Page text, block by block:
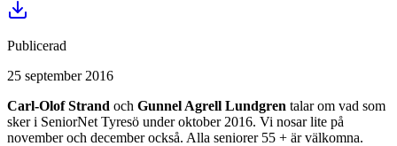
Publicerad
25 september 2016
Carl-Olof Strand och Gunnel Agrell Lundgren talar om vad som
sker i SeniorNet Tyresö under oktober 2016. Vi nosar lite på
november och december också. Alla seniorer 55 + är välkomna.